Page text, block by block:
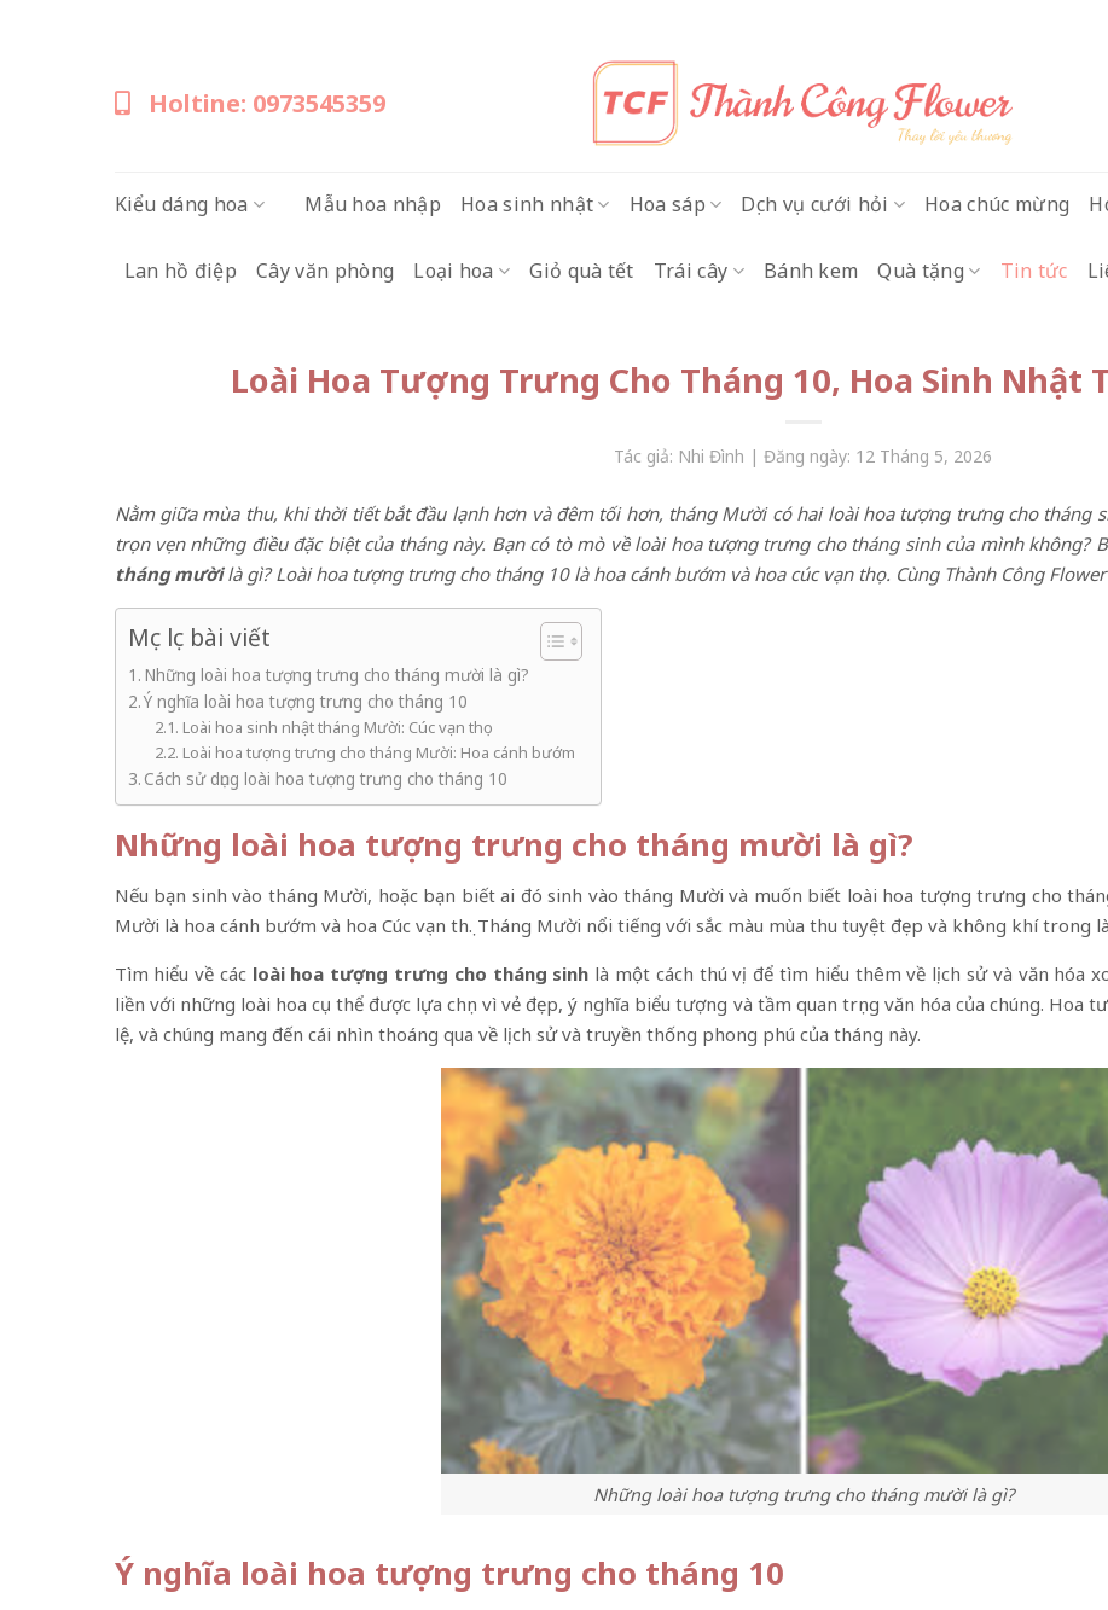
Holtine: 0973545359
Kiểu dáng hoa Mẫu hoa nhập Hoa sinh nhật Hoa sáp Dịch vụ cưới hỏi Hoa chúc mừng
Lan hồ điệp Cây văn phòng Loại hoa Giỏ quà tết Trái cây Bánh kem Quà tặng Tin tức
Loài Hoa Tượng Trưng Cho Tháng 10, Hoa Sinh Nhật
Tác giả: Nhi Đình | Đăng ngày: 12 Tháng 5, 2026
Nằm giữa mùa thu, khi thời tiết bắt đầu lạnh hơn và đêm tối hơn, tháng Mười có hai loài hoa tượng trưng cho tháng
trọn vẹn những điều đặc biệt của tháng này. Bạn có tò mò về loài hoa tượng trưng cho tháng sinh của mình không?
tháng mườilà gì? Loài hoa tượng trưng cho tháng 10 là hoa cánh bướm và hoa cúc vạn thọ. Cùng Thành Công
Mục lục bài viết
Những loài hoa tượng trưng cho tháng mười là gì?
Ý nghĩa loài hoa tượng trưng cho tháng 10
Loài hoa sinh nhật tháng Mười: Cúc vạn thọ
Loài hoa tượng trưng cho tháng Mười: Hoa cánh bướm
Cách sử dụng loài hoa tượng trưng cho tháng 10
Những loài hoa tượng trưng cho tháng mười là gì?
Nếu bạn sinh vào tháng Mười, hoặc bạn biết ai đó sinh vào tháng Mười và muốn biết loài hoa tượng trưng cho
Mười là hoa cánh bướm và hoa Cúc vạn thọ. Tháng Mười nổi tiếng với sắc màu mùa thu tuyệt đẹp và không khí trong
Tìm hiểu về các loài hoa tượng trưng cho tháng sinh là một cách thú vị để tìm hiểu thêm về lịch sử và văn hóa
liền với những loài hoa cụ thể được lựa chọn vì vẻ đẹp, ý nghĩa biểu tượng và tầm quan trọng văn hóa của chúng.
lệ, và chúng mang đến cái nhìn thoáng qua về lịch sử và truyền thống phong phú của tháng này.
Những loài hoa tượng trưng cho tháng mười là gì?
Ý nghĩa loài hoa tượng trưng cho tháng 10